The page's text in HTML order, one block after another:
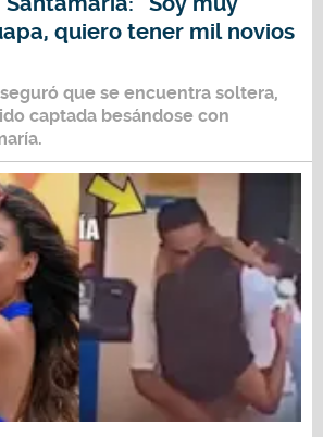
quiero tener mil novios
que se encuentra soltera,
captada besándose con